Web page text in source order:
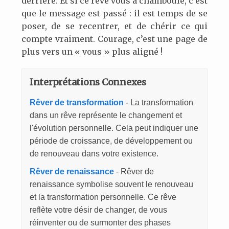
que le message est passé : il est temps de se
poser, de se recentrer, et de chérir ce qui
compte vraiment. Courage, c’est une page de
plus vers un « vous » plus aligné !
Interprétations Connexes
Rêver de transformation - La transformation
dans un rêve représente le changement et
l'évolution personnelle. Cela peut indiquer une
période de croissance, de développement ou
de renouveau dans votre existence.
Rêver de renaissance- Rêver de
renaissance symbolise souvent le renouveau
et la transformation personnelle. Ce rêve
reflète votre désir de changer, de vous
réinventer ou de surmonter des phases